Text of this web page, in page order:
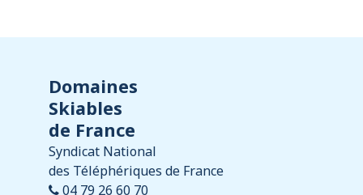
Domaines
Skiables
de France
Syndicat National
des Téléphériques de France
04 79 26 60 70